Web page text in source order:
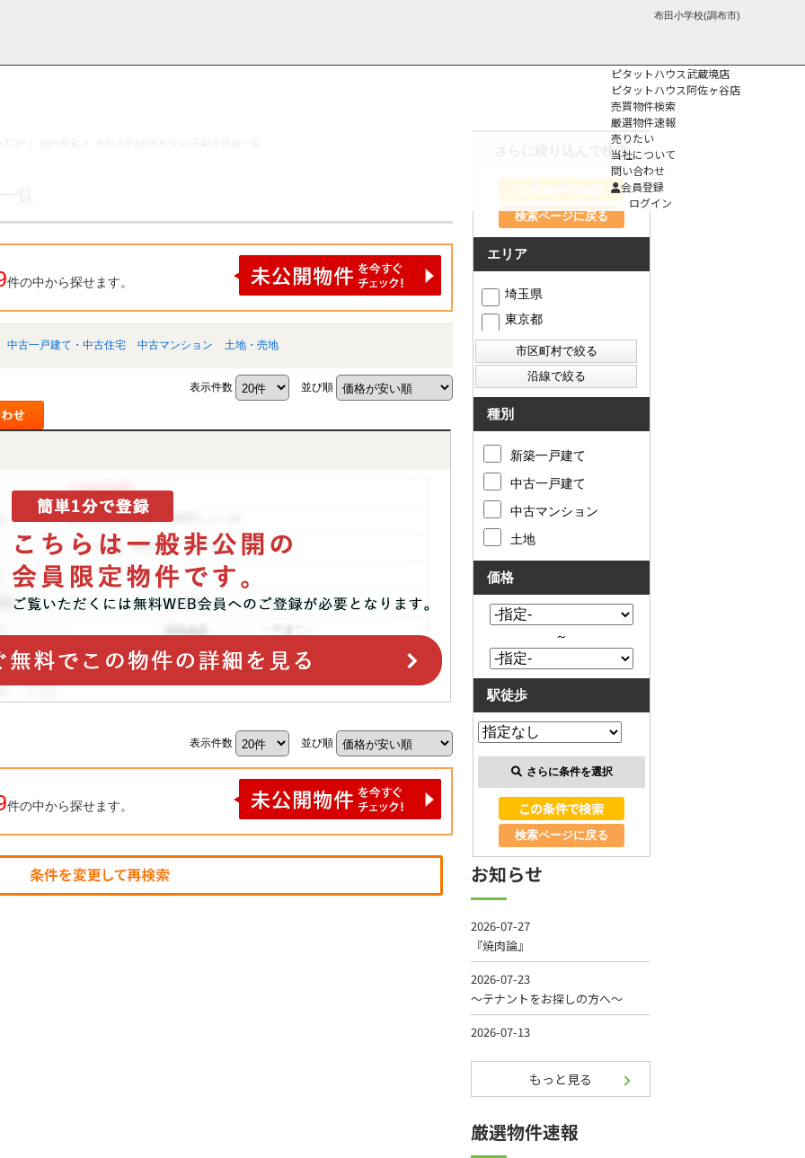
布田小学校(調布市)
ピタットハウス武蔵境店
ピタットハウス阿佐ヶ谷店
売買物件検索
厳選物件速報
売りたい
当社について
問い合わせ
会員登録
ログイン
件の中から探せます。
中古一戸建て・中古住宅 中古マンション 土地・売地
表示件数 並び順
表示件数 並び順
件の中から探せます。
さらに絞り込んで検索
検索ページに戻る
エリア
埼玉県
東京都
種別
新築一戸建て
中古一戸建て
中古マンション
土地
価格
～
駅徒歩
さらに条件を選択
検索ページに戻る
お知らせ
もっと見る
厳選物件速報